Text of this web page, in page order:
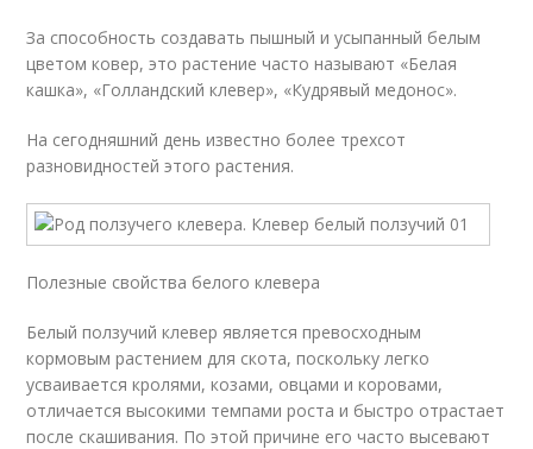
За способность создавать пышный и усыпанный белым
цветом ковер, это растение часто называют «Белая
кашка», «Голландский клевер», «Кудрявый медонос».
На сегодняшний день известно более трехсот
разновидностей этого растения.
Полезные свойства белого клевера
Белый ползучий клевер является превосходным
кормовым растением для скота, поскольку легко
усваивается кролями, козами, овцами и коровами,
отличается высокими темпами роста и быстро отрастает
после скашивания. По этой причине его часто высевают